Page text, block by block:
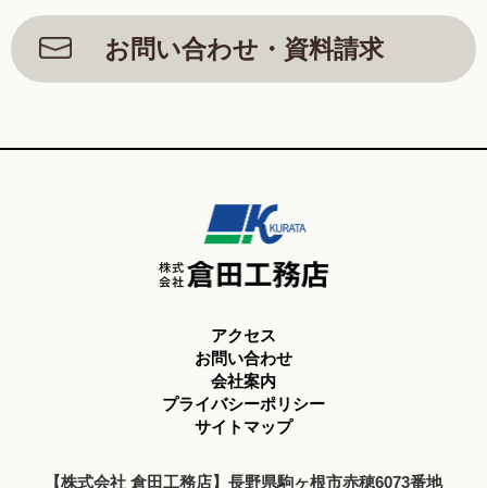
お問い合わせ・資料請求
アクセス
お問い合わせ
会社案内
プライバシーポリシー
サイトマップ
【株式会社 倉田工務店】長野県駒ヶ根市赤穂6073番地